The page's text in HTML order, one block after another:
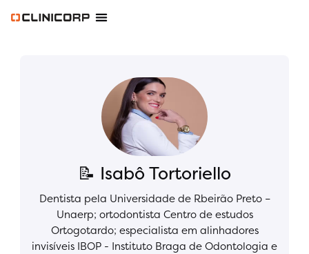
📝 Isabô Tortoriello
Dentista pela Universidade de Rbeirão Preto –
Unaerp; ortodontista Centro de estudos
Ortogotardo; especialista em alinhadores
invisíveis IBOP - Instituto Braga de Odontologia e